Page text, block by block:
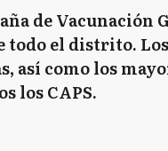
de
el distrito.
como los
los CAPS.